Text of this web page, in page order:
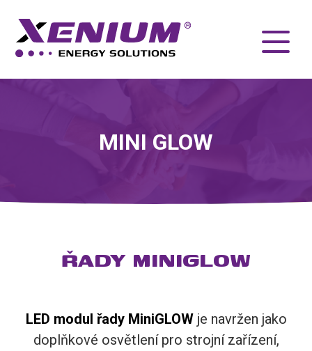
MINI GLOW
ŘADY MINIGLOW
LED modul řady MiniGLOWje navržen jako
doplňkové osvětlení pro strojní zařízení,